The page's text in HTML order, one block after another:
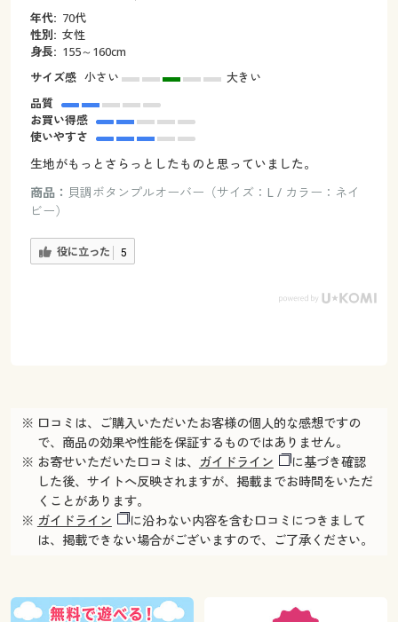
年代: 70代
性別: 女性
身長: 155～160cm
サイズ感 小さい
大きい
品質
お買い得感
使いやすさ
生地がもっとさらっとしたものと思っていました。
商品： 貝調ボタンプルオーバー（サイズ：L / カラー：ネイ
ビー）
役に立った 5
※ 口コミは、ご購入いただいたお客様の個人的な感想ですの
で、商品の効果や性能を保証するものではありません。
※ お寄せいただいた口コミは、
ガイドライン
に基づき確認
した後、サイトへ反映されますが、掲載までお時間をいただ
くことがあります。
※ ガイドライン
に沿わない内容を含む口コミにつきまして
は、掲載できない場合がございますので、ご了承ください。